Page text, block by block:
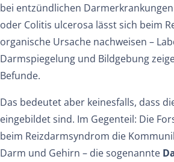
bei entzündlichen
oder Colitis ulcerosa lässt sich beim
organische Ursache nachweisen –
Darmspiegelung und Bildgebung
Befunde.
Das bedeutet aber keinesfalls, dass
eingebildet sind. Im Gegenteil: Die
beim Reizdarmsyndrom die
Darm und Gehirn – die sogenannte